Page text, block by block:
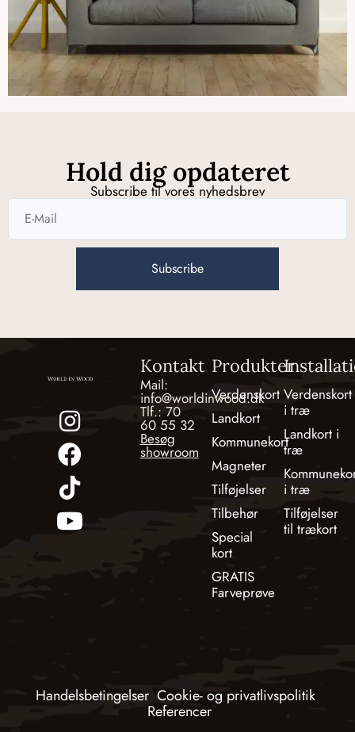
Hold dig opdateret
Subscribe til vores nyhedsbrev
Subscribe
Kontakt
Mail:
info@worldinwood.dk
Tlf.: 70
60 55 32
Besøg
showroom
Produkter
Verdenskort
Landkort
Kommunekort
Magneter
Tilføjelser
Tilbehør
Special
kort
GRATIS
Farveprøve
Verdenskort
i træ
Landkort i
træ
i træ
Tilføjelser
til trækort
Handelsbetingelser Cookie- og privatlivspolitik
Referencer